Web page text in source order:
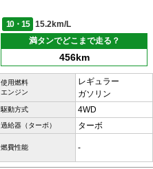
10・15
15.2km/L
満タンでどこまで走る？
456km
使用燃料
エンジン
レギュラー
ガソリン
駆動方式 4WD
過給器（ターボ） ターボ
燃費性能 -